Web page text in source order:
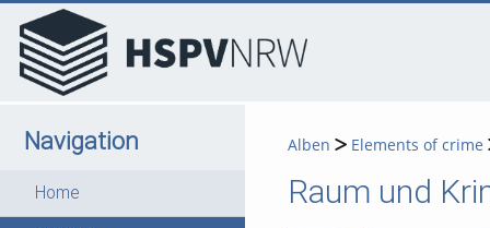
Navigation
Home
Alben Elements of crime
Raum und